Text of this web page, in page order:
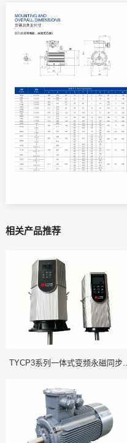
相关产品推荐
TYCP3系列一体式变频永磁同步电